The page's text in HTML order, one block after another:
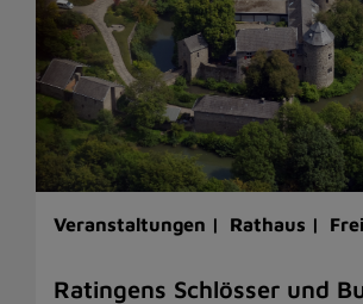
Veranstaltungen | Rathaus |
Ratingens Schlösser und